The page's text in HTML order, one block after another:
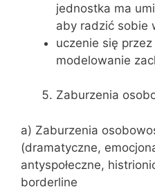
jednostka ma
aby radzić sobie
uczenie się
modelowanie
Zaburzenia
a) Zaburzenia
(dramatyczne,
antyspołeczne,
borderline